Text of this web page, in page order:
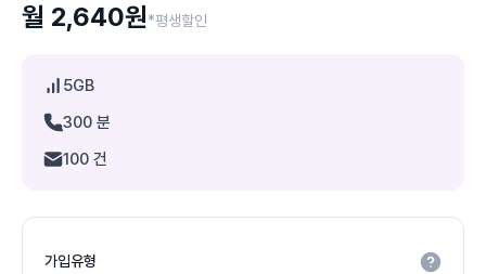
월 2,640원*평생할인
5GB
300 분
100 건
가입유형